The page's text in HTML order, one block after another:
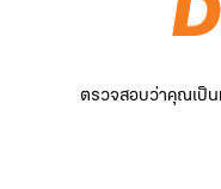
ตรวจสอบว่าคุณเป็น